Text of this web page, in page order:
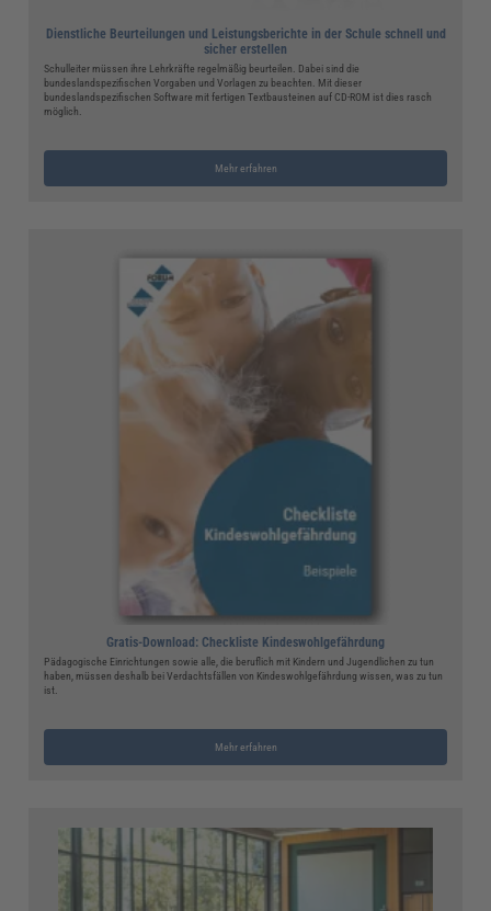
Dienstliche Beurteilungen und Leistungsberichte in der Schule schnell und
sicher erstellen
Schulleiter müssen ihre Lehrkräfte regelmäßig beurteilen. Dabei sind die
bundeslandspezifischen Vorgaben und Vorlagen zu beachten. Mit dieser
bundeslandspezifischen Software mit fertigen Textbausteinen auf CD-ROM ist dies rasch
möglich.
Mehr erfahren
Gratis-Download: Checkliste Kindeswohlgefährdung
Pädagogische Einrichtungen sowie alle, die beruflich mit Kindern und Jugendlichen zu tun
haben, müssen deshalb bei Verdachtsfällen von Kindeswohlgefährdung wissen, was zu tun
ist.
Mehr erfahren